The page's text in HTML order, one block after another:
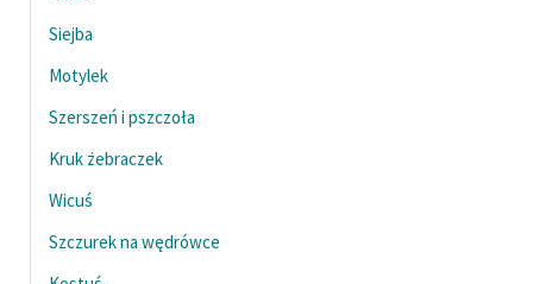
Zasady wykorzystania
Materiały promocyjne
Polityka prywatności
Regulamin biblioteki
Siejba
Motylek
Szerszeń i pszczoła
Kruk żebraczek
Wicuś
Szczurek na wędrówce